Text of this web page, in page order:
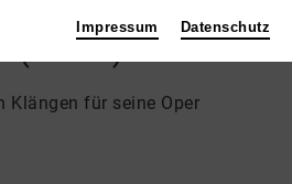
Klängen für seine Oper
Impressum Datenschutz